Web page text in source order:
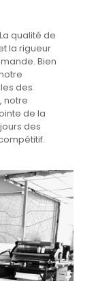
qualité de
la rigueur
Bien
des
notre
de la
des